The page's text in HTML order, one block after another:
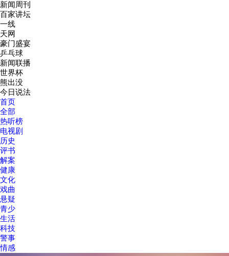
新闻周刊
百家讲坛
一线
天网
豪门盛宴
乒乓球
新闻联播
世界杯
熊出没
今日说法
首页
全部
热听榜
电视剧
历史
评书
解案
健康
文化
戏曲
悬疑
青少
生活
科技
警事
情感
选集
1-10